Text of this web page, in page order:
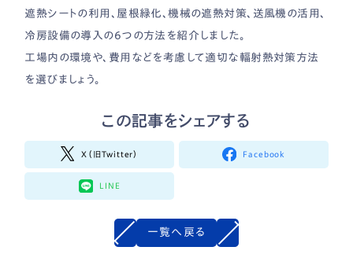
遮熱シートの利用、屋根緑化、機械の遮熱対策、送風機の活用、
冷房設備の導入の6つの方法を紹介しました。
工場内の環境や、費用などを考慮して適切な輻射熱対策方法
を選びましょう。
この記事をシェアする
X（旧Twitter） Facebook
LINE
一覧へ戻る